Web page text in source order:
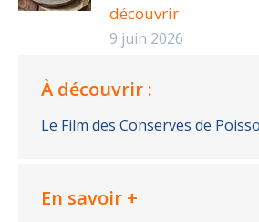
découvrir
9 juin 2026
À découvrir :
Le Film des Conserves de
En savoir +